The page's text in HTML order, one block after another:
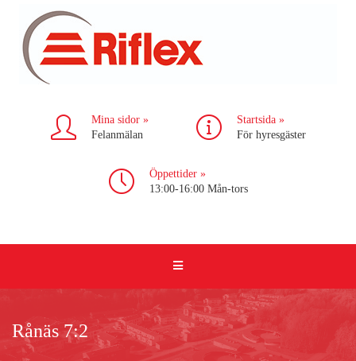
Mina sidor »
Felanmälan
Startsida »
För hyresgäster
Öppettider »
13:00-16:00 Mån-tors
Rånäs 7:2